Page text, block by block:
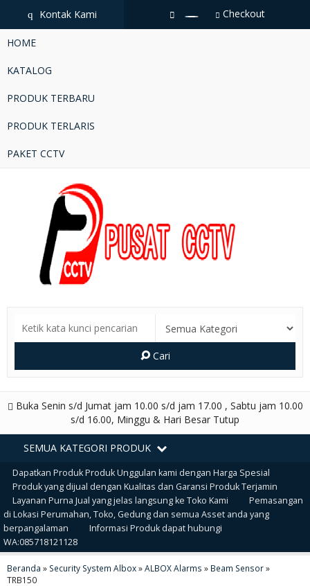
q Kontak Kami Checkout
HOME
KATALOG
PRODUK TERBARU
PRODUK TERLARIS
PAKET CCTV
Cari
Buka Senin s/d Jumat jam 10.00 s/d jam 17.00 , Sabtu jam 10.00
s/d 16.00, Minggu & Hari Besar Tutup
SEMUA KATEGORI PRODUK
Dapatkan Produk Produk Unggulan kami dengan Harga Spesial
Produk yang dijual dengan Kualitas dan Garansi Produk Terjamin
Layanan Purna Jual yang jelas langsung ke Toko Kami
Pemasangan
di Lokasi Perumahan, Toko, Gedung dan semua Asset anda yang
berpangalaman
Informasi Produk dapat hubungi
WA:085718121128
Beranda » Security System Albox»ALBOX Alarms » Beam Sensor»
TRB150